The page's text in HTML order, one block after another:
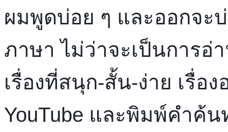
ผมพูดบ่อย ๆ และออกจะ
ภาษา ไม่ว่าจะเป็นการอ่
เรื่องที่สนุก-สั้น-ง่าย เรื่อ
YouTube และพิมพ์คำค้น